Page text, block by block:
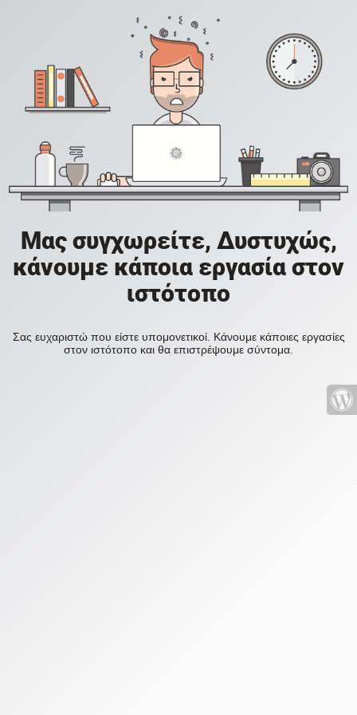
Μας συγχωρείτε, Δυστυχώς,
κάνουμε κάποια εργασία στον
ιστότοπο
Σας ευχαριστώ που είστε υπομονετικοί. Κάνουμε κάποιες εργασίες
στον ιστότοπο και θα επιστρέψουμε σύντομα.